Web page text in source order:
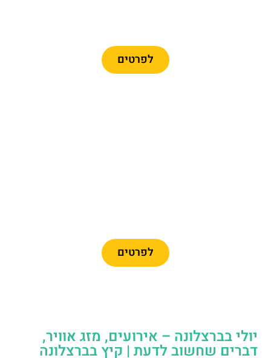
לפרטים
לפרטים
יולי בברצלונה – אירועים, מזג אוויר,
דברים שחשוב לדעת | קיץ בברצלונה